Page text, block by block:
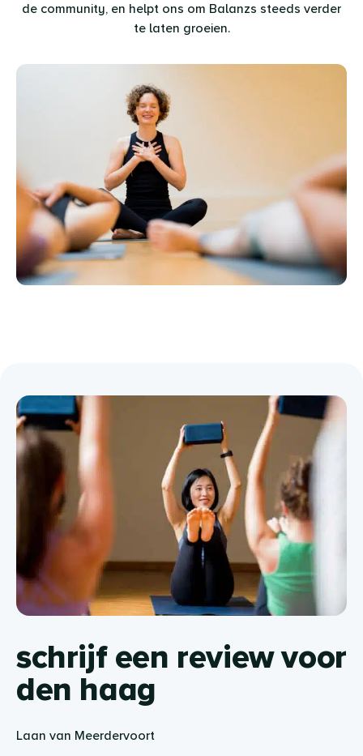
de community, en helpt ons om Balanzs steeds verder
te laten groeien.
schrijf een review voor
den haag
Laan van Meerdervoort